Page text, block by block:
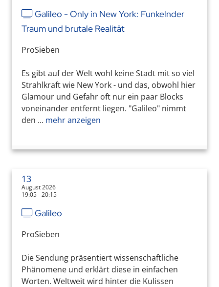
Galileo - Only in New York: Funkelnder
Traum und brutale Realität
ProSieben
Es gibt auf der Welt wohl keine Stadt mit so viel
Strahlkraft wie New York - und das, obwohl hier
Glamour und Gefahr oft nur ein paar Blocks
voneinander entfernt liegen. "Galileo" nimmt
den ... mehr anzeigen
13
August 2026
19:05 - 20:15
Galileo
ProSieben
Die Sendung präsentiert wissenschaftliche
Phänomene und erklärt diese in einfachen
Worten. Weltweit wird hinter die Kulissen